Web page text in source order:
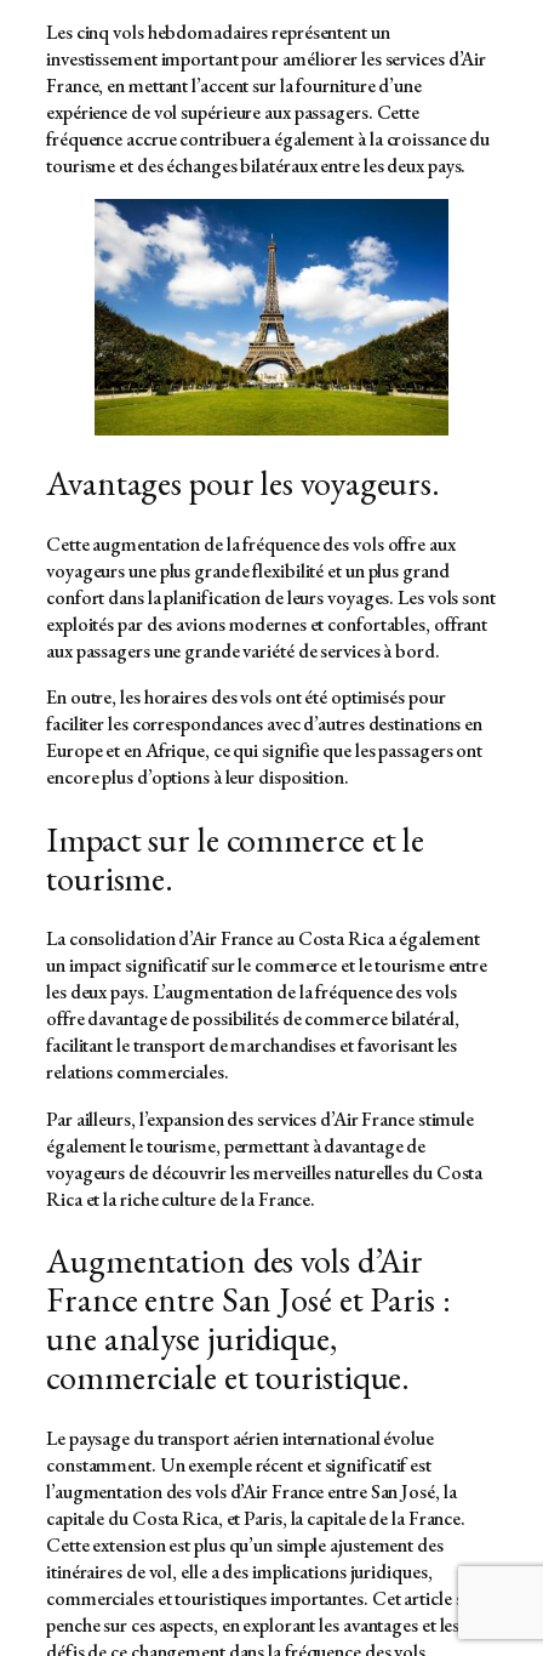
Les cinq vols hebdomadaires représentent un
investissement important pour améliorer les services d’Air
France, en mettant l’accent sur la fourniture d’une
expérience de vol supérieure aux passagers. Cette
fréquence accrue contribuera également à la croissance du
tourisme et des échanges bilatéraux entre les deux pays.
Avantages pour les voyageurs.
Cette augmentation de la fréquence des vols offre aux
voyageurs une plus grande flexibilité et un plus grand
confort dans la planification de leurs voyages. Les vols sont
exploités par des avions modernes et confortables, offrant
aux passagers une grande variété de services à bord.
En outre, les horaires des vols ont été optimisés pour
faciliter les correspondances avec d’autres destinations en
Europe et en Afrique, ce qui signifie que les passagers ont
encore plus d’options à leur disposition.
Impact sur le commerce et le
tourisme.
La consolidation d’Air France au Costa Rica a également
un impact significatif sur le commerce et le tourisme entre
les deux pays. L’augmentation de la fréquence des vols
offre davantage de possibilités de commerce bilatéral,
facilitant le transport de marchandises et favorisant les
relations commerciales.
Par ailleurs, l’expansion des services d’Air France stimule
également le tourisme, permettant à davantage de
voyageurs de découvrir les merveilles naturelles du Costa
Rica et la riche culture de la France.
Augmentation des vols d’Air
France entre San José et Paris :
une analyse juridique,
commerciale et touristique.
Le paysage du transport aérien international évolue
constamment. Un exemple récent et significatif est
l’augmentation des vols d’Air France entre San José, la
capitale du Costa Rica, et Paris, la capitale de la France.
Cette extension est plus qu’un simple ajustement des
itinéraires de vol, elle a des implications juridiques,
commerciales et touristiques importantes. Cet article se
penche sur ces aspects, en explorant les avantages et les